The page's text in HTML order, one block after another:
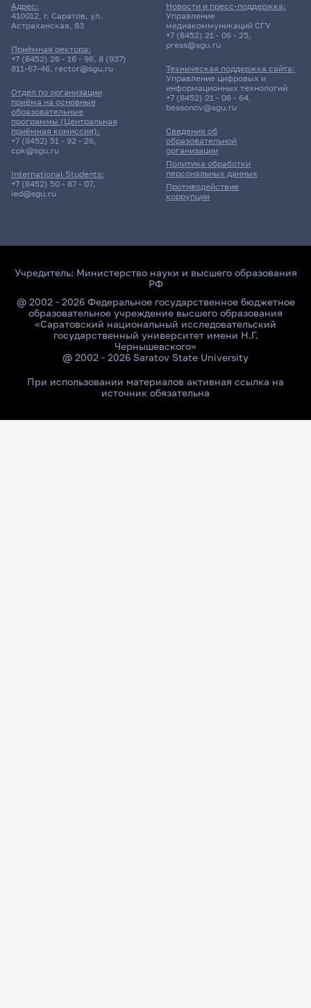
Адрес:
410012, г. Саратов, ул.
Астраханская, 83
Приёмная ректора:
+7 (8452) 26 - 16 - 96, 8 (937)
811-67-46, rector@sgu.ru
Отдел по организации
приёма на основные
образовательные
программы (Центральная
приёмная комиссия):
+7 (8452) 51 - 92 - 26,
cpk@sgu.ru
International Students:
+7 (8452) 50 - 87 - 07,
ied@sgu.ru
Сведения об
образовательной
организации
Политика обработки
персональных данных
Противодействие
коррупции
Новости и пресс-поддержка:
Управление
медиакоммуникаций СГУ
+7 (8452) 21 - 06 - 25,
press@sgu.ru
Техническая поддержка сайта:
Управление цифровых и
информационных технологий
+7 (8452) 21 - 06 - 64,
bessonov@sgu.ru
Учредитель: Министерство науки и высшего образования
РФ
@ 2002 - 2026 Федеральное государственное бюджетное
образовательное учреждение высшего образования
«Саратовский национальный исследовательский
государственный университет имени Н.Г.
Чернышевского»
@ 2002 - 2026 Saratov State University
При использовании материалов активная ссылка на
источник обязательна